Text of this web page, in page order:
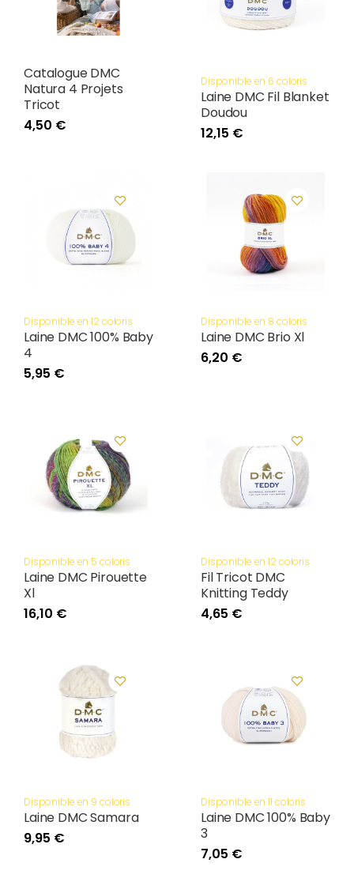
Catalogue DMC
Natura 4 Projets
Tricot
4,50 €
Disponible en 6 coloris
Laine DMC Fil Blanket
Doudou
12,15 €
Disponible en 12 coloris
Laine DMC 100% Baby
4
5,95 €
Disponible en 8 coloris
Laine DMC Brio Xl
6,20 €
Disponible en 5 coloris
Laine DMC Pirouette
Xl
16,10 €
Disponible en 12 coloris
Fil Tricot DMC
Knitting Teddy
4,65 €
Disponible en 9 coloris
Laine DMC Samara
9,95 €
Disponible en 11 coloris
Laine DMC 100% Baby
3
7,05 €